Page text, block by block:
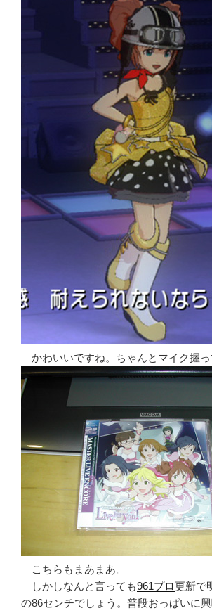
かわいいですね。ちゃんとマイク握っ
こちらもまあまあ。
しかしなんと言っても961プロ更新で
の86センチでしょう。普段おっぱいに